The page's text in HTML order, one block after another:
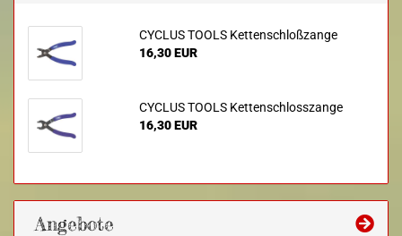
CYCLUS TOOLS Kettenschloßzange
16,30 EUR
CYCLUS TOOLS Kettenschlosszange
16,30 EUR
Angebote